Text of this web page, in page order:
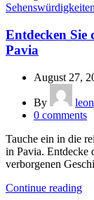
Entdecken Sie
Pavia
August 27,
By
0 comments
Tauche ein in die
in Pavia. Entdecke
verborgenen
Continue reading